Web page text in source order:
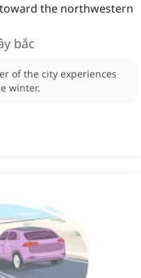
the northwestern
bắc
of the city experiences
winter.